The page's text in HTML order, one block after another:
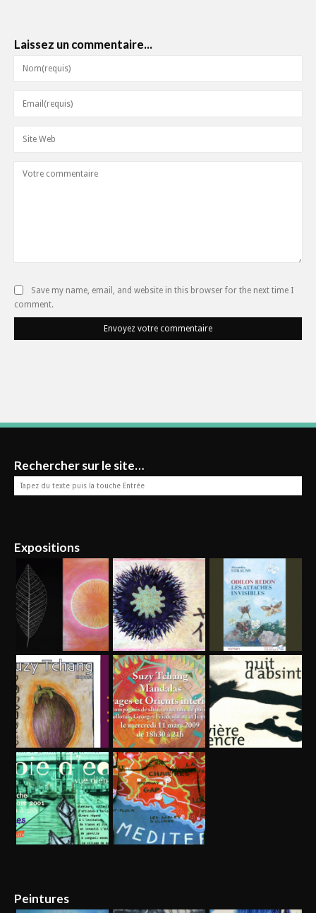
Laissez un commentaire...
Save my name, email, and website in this browser for the next time I
comment.
Envoyez votre commentaire
Rechercher sur le site…
Expositions
Peintures